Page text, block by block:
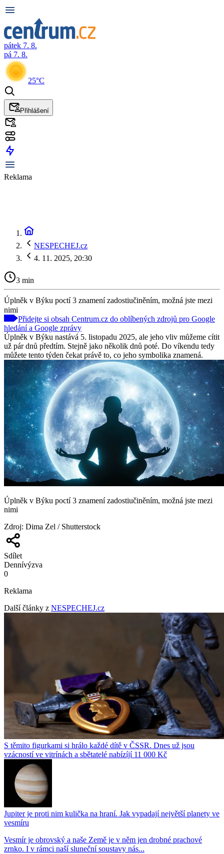
pátek 7. 8.
pá 7. 8.
25°C
Přihlášení
Reklama
NESPECHEJ.cz
4. 11. 2025, 20:30
3 min
Úplněk v Býku poctí 3 znamení zadostiučiněním, možná jste mezi
nimi
Přidejte si obsah Centrum.cz do oblíbených zdrojů pro Google
hledání a Google zprávy
Úplněk v Býku nastává 5. listopadu 2025, ale jeho vliv můžeme cítit
už pár dnů předtím. Stejně jako několik dnů poté. Do víkendu tedy
můžete tento týden čekat právě to, co jeho symbolika znamená.
Úplněk v Býku poctí 3 znamení zadostiučiněním, možná jste mezi
nimi
Zdroj: Dima Zel / Shutterstock
Sdílet
Dennívýzva
0
Reklama
Další články z NESPECHEJ.cz
S těmito figurkami si hrálo každé dítě v ČSSR. Dnes už jsou
vzácností ve vitrínách a sbětatelé nabízíjí 11 000 Kč
Jupiter je proti nim kulička na hraní. Jak vypadají největší planety ve
vesmíru
Vesmír je obrovský a naše Země je v něm jen drobné prachové
zrnko. I v rámci naší sluneční soustavy nás...